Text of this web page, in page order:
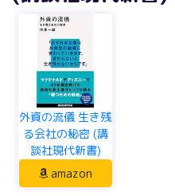
外資の流儀 生き残
る会社の秘密 (講
談社現代新書)
amazon